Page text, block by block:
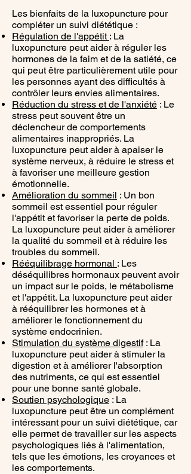
Les bienfaits de la luxopuncture pour
compléter un suivi diététique :
Régulation de l'appétit : La
luxopuncture peut aider à réguler les
hormones de la faim et de la satiété, ce
qui peut être particulièrement utile pour
les personnes ayant des difficultés à
contrôler leurs envies alimentaires.
Réduction du stress et de l'anxiété : Le
stress peut souvent être un
déclencheur de comportements
alimentaires inappropriés. La
luxopuncture peut aider à apaiser le
système nerveux, à réduire le stress et
à favoriser une meilleure gestion
émotionnelle.
Amélioration du sommeil : Un bon
sommeil est essentiel pour réguler
l'appétit et favoriser la perte de poids.
La luxopuncture peut aider à améliorer
la qualité du sommeil et à réduire les
troubles du sommeil.
Rééquilibrage hormonal : Les
déséquilibres hormonaux peuvent avoir
un impact sur le poids, le métabolisme
et l'appétit. La luxopuncture peut aider
à rééquilibrer les hormones et à
améliorer le fonctionnement du
système endocrinien.
Stimulation du système digestif: La
luxopuncture peut aider à stimuler la
digestion et à améliorer l'absorption
des nutriments, ce qui est essentiel
pour une bonne santé globale.
Soutien psychologique : La
luxopuncture peut être un complément
intéressant pour un suivi diététique, car
elle permet de travailler sur les aspects
psychologiques liés à l'alimentation,
tels que les émotions, les croyances et
les comportements.